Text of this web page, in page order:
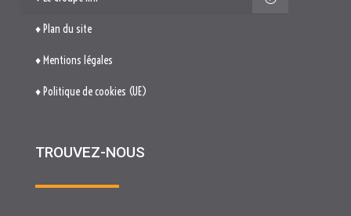
TROUVEZ-NOUS
514. Avenue Jean Monnet
